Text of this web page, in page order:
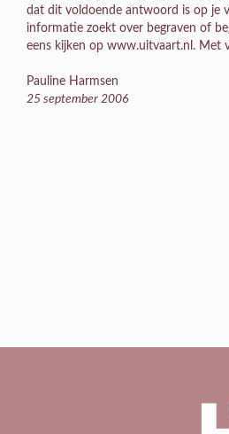
dat dit voldoende antwoord is op je
informatie zoekt over begraven of
eens kijken op www.uitvaart.nl. Met
Pauline Harmsen
25 september 2006